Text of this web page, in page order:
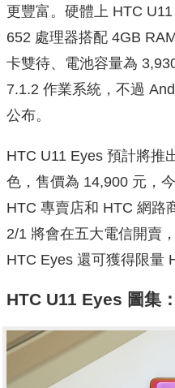
更豐富。硬體上 HTC
652 處理器搭配 4GB
卡雙待、電池容量為
7.1.2 作業系統，不過
公布。
HTC U11 Eyes 預計將推
色，售價為 14,900 元，
HTC 專賣店和 HTC 網路
2/1 將會在五大電信開賣
HTC Eyes 還可獲得限量
HTC U11 Eyes 圖集：